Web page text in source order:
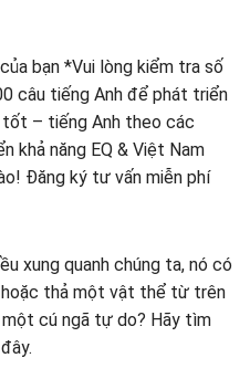
bạn *Vui lòng kiểm tra số
câu tiếng Anh để phát triển
tốt – tiếng Anh theo các
khả năng EQ & Việt Nam
Đăng ký tư vấn miễn phí
xung quanh chúng ta, nó có
hoặc thả một vật thể từ trên
cú ngã tự do? Hãy tìm